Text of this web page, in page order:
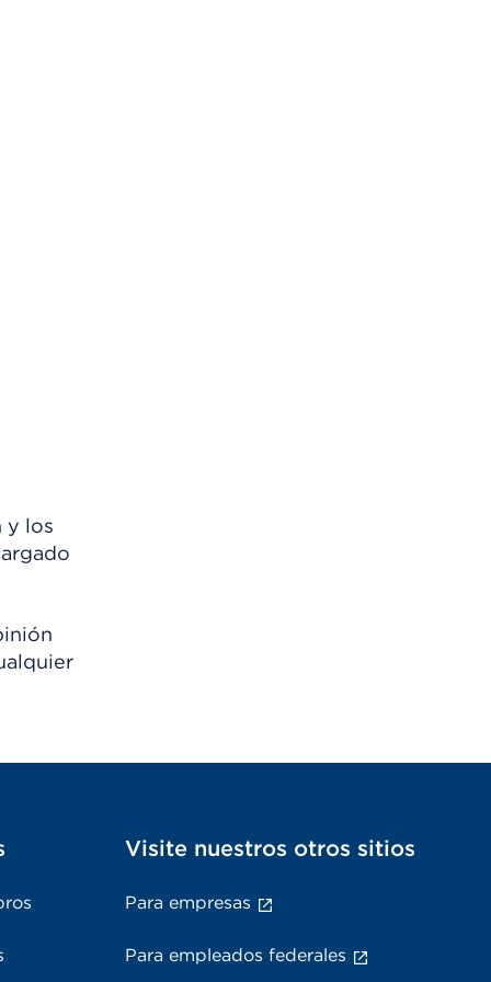
y los
Visite nuestros otros sitios
Para empresas
Para empleados federales